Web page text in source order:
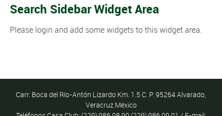
Search Sidebar Widget Area
Please login and add some widgets to this widget area.
Carr. Boca del Río-Antón Lizardo Km. 1.5 C. P. 95264 Alvarado,
Veracruz México